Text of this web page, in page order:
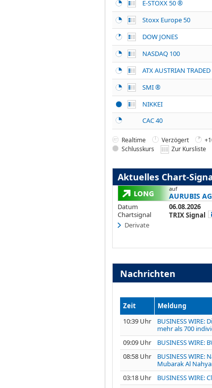
E-STOXX 50 ®
Stoxx Europe 50
DOW JONES
NASDAQ 100
ATX AUSTRIAN
SMI ®
NIKKEI
CAC 40
Realtime Verzögert
Schlusskurs
Zur Kursliste
Aktuelles Chart-
auf
AURUBIS AG
Datum
06.08.2026
Chartsignal
TRIX Signal
Derivate
Nachrichten
Zeit
Meldung
10:39 Uhr
BUSINESS
mehr als 700
09:09 Uhr
BUSINESS
08:58 Uhr
BUSINESS
Mubarak Al
03:18 Uhr
BUSINESS